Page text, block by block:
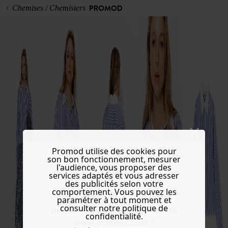
Do you want to be redirected to
www.promod.com ?
Chemises / Chemisiers
Promod utilise des cookies pour
son bon fonctionnement, mesurer
l'audience, vous proposer des
services adaptés et vous adresser
des publicités selon votre
comportement. Vous pouvez les
paramétrer à tout moment et
consulter notre politique de
confidentialité.